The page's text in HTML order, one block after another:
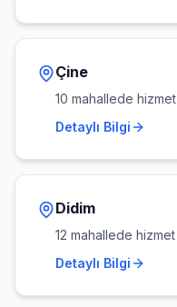
Çine
10 mahallede hizmet
Detaylı Bilgi
Didim
12 mahallede hizmet
Detaylı Bilgi